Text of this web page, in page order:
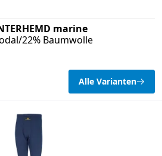
marine
22% Baumwolle
Alle Varianten